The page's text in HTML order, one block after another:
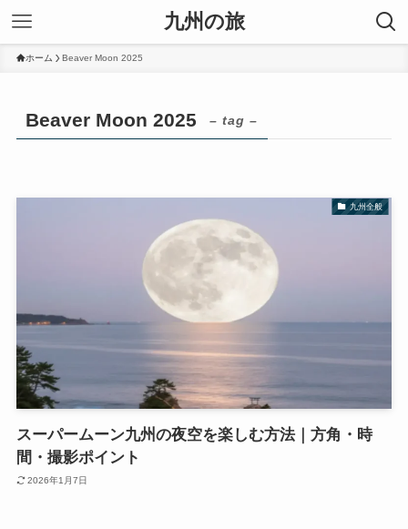
九州の旅
ホーム Beaver Moon 2025
Beaver Moon 2025 – tag –
九州全般
スーパームーン九州の夜空を楽しむ方法｜方角・時
間・撮影ポイント
2026年1月7日